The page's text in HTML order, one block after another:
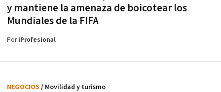
y mantiene la amenaza de boicotear los
Mundiales de la FIFA
PoriProfesional
NEGOCIOS / Movilidad y turismo